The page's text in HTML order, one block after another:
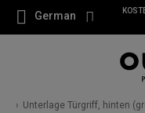
German
Unterlage Türgriff, hinten